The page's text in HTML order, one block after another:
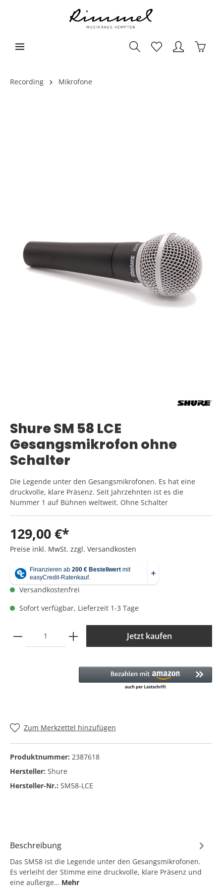
Recording Mikrofone
Shure SM 58 LCE
Gesangsmikrofon ohne
Schalter
Die Legende unter den Gesangsmikrofonen. Es hat eine
druckvolle, klare Präsenz. Seit Jahrzehnten ist es die
Nummer 1 auf Bühnen weltweit. Ohne Schalter
129,00 €*
Preise inkl. MwSt. zzgl. Versandkosten
Versandkostenfrei
Sofort verfügbar, Lieferzeit 1-3 Tage
Jetzt kaufen
Zum Merkzettel hinzufügen
Produktnummer: 2387618
Hersteller: Shure
Hersteller-Nr.: SM58-LCE
Beschreibung
Das SM58 ist die Legende unter den Gesangsmikrofonen.
Es verleiht der Stimme eine druckvolle, klare Präsenz und
eine außerge… Mehr